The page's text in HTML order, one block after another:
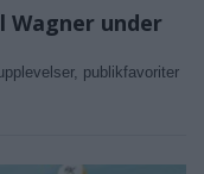
Wagner under
publikfavoriter